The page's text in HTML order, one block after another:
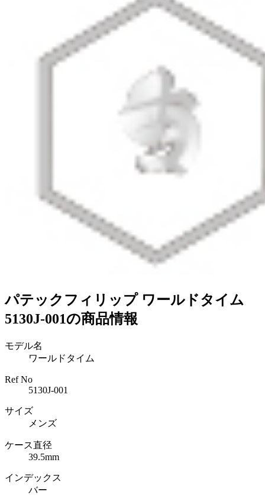
パテックフィリップ ワールドタイム
5130J-001の商品情報
モデル名
ワールドタイム
Ref No
5130J-001
サイズ
メンズ
ケース直径
39.5mm
インデックス
バー